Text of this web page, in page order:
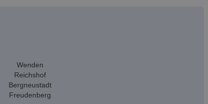
Wenden
Reichshof
Bergneustadt
Freudenberg